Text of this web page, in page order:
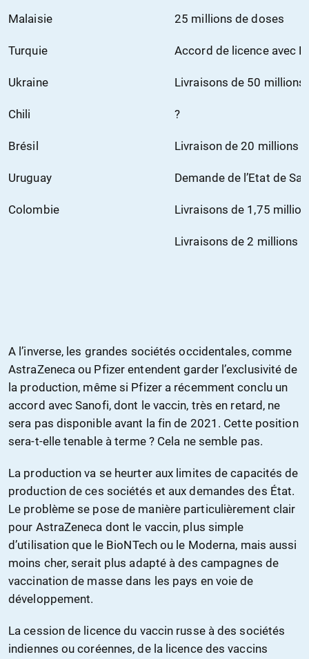
Malaisie
Turquie
Ukraine
Chili
Brésil
Uruguay
Colombie
25 millions de doses
Accord de licence avec
Livraisons de 50 millions
?
Livraison de 20 millions
Demande de l’Etat de
Livraisons de 1,75
Livraisons de 2 millions
A l’inverse, les grandes sociétés occidentales, comme
AstraZeneca ou Pfizer entendent garder l’exclusivité de
la production, même si Pfizer a récemment conclu un
accord avec Sanofi, dont le vaccin, très en retard, ne
sera pas disponible avant la fin de 2021. Cette position
sera-t-elle tenable à terme ? Cela ne semble pas.
La production va se heurter aux limites de capacités de
production de ces sociétés et aux demandes des État.
Le problème se pose de manière particulièrement clair
pour AstraZeneca dont le vaccin, plus simple
d’utilisation que le BioNTech ou le Moderna, mais aussi
moins cher, serait plus adapté à des campagnes de
vaccination de masse dans les pays en voie de
développement.
La cession de licence du vaccin russe à des sociétés
indiennes ou coréennes, de la licence des vaccins